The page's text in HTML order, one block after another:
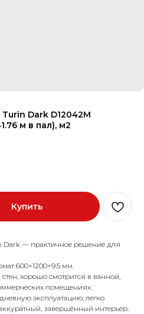
Dark D12042M
м в пал), м2
Купить
Dark — практичное решение для
600×1200×9.5 мм.
хорошо смотрится в ванной,
помещениях.
эксплуатацию, легко
завершённый интерьер.